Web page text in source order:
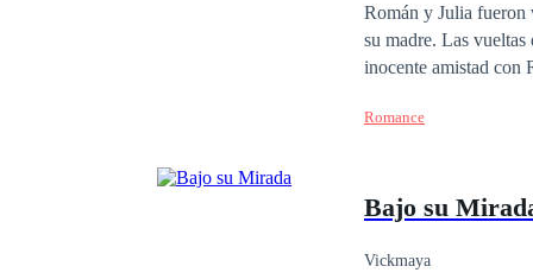
más peleonera de
carne propia los
El más inocente de
un grupo muy
Román y Julia fueron
su madre. Las
inocente amistad con
Romance
Bajo su
Vickmaya